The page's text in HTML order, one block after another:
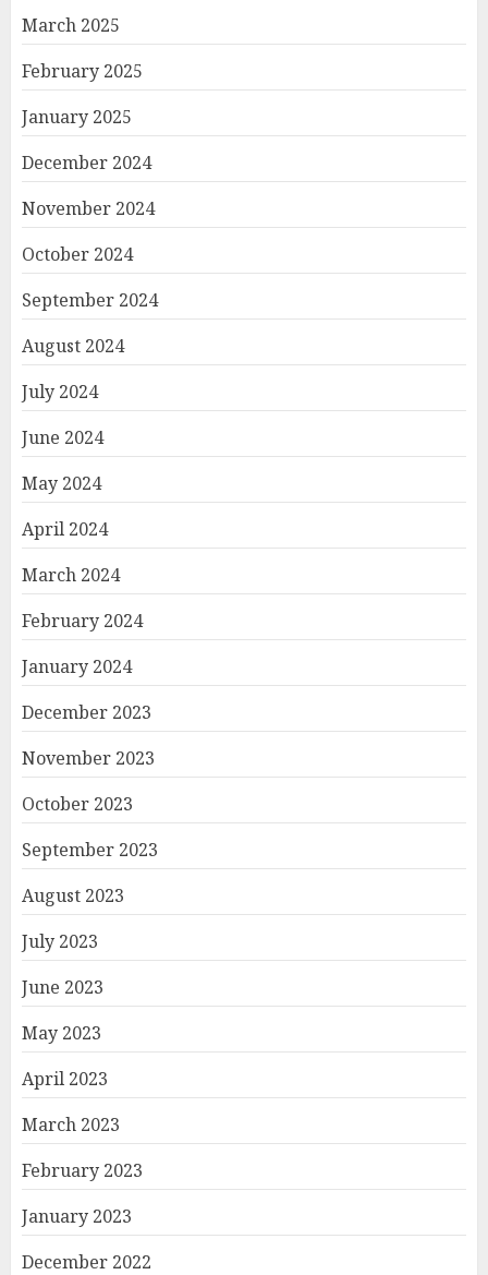
March 2025
February 2025
January 2025
December 2024
November 2024
October 2024
September 2024
August 2024
July 2024
June 2024
May 2024
April 2024
March 2024
February 2024
January 2024
December 2023
November 2023
October 2023
September 2023
August 2023
July 2023
June 2023
May 2023
April 2023
March 2023
February 2023
January 2023
December 2022